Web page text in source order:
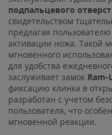
подпальцевого
свидетельством
предлагая
активации ножа. Такой
мгновенного
для удобства
заслуживает замок Ram-
фиксацию клинка в
разработан с учетом
пользователя, что
мгновенной реакции.